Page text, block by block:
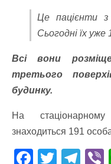
Це пацієнти з
Сьогодні їх уже
Всі вони
третього
будинку.
На
знаходиться 191
F T T